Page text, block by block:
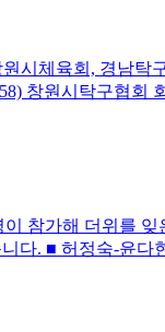
시체육회, 경남탁
창원시탁구협회
참가해 더위를
다. ■ 허정숙-윤